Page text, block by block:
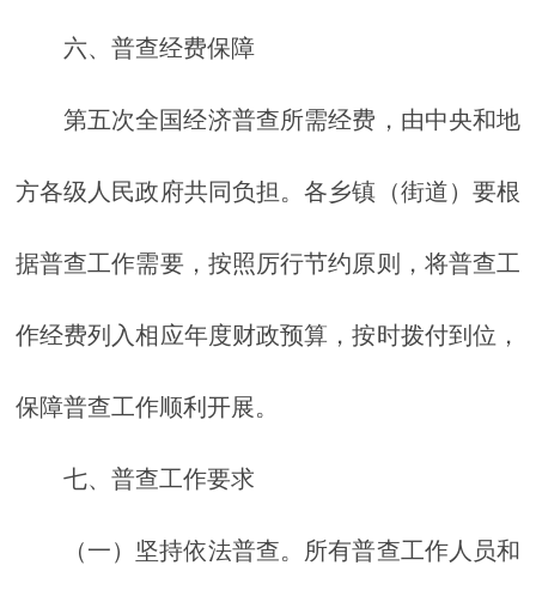
六、普查经费保障
第五次全国经济普查所需经费，由中央和地
方各级人民政府共同负担。各乡镇（街道）要根
据普查工作需要，按照厉行节约原则，将普查工
作经费列入相应年度财政预算，按时拨付到位，
保障普查工作顺利开展。
七、普查工作要求
（一）坚持依法普查。所有普查工作人员和